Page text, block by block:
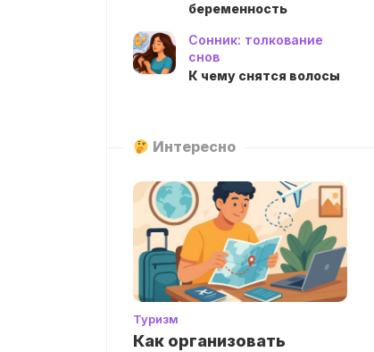
беременность
Сонник: толкование
снов
К чему снятся волосы
Интересно
Туризм
Как организовать